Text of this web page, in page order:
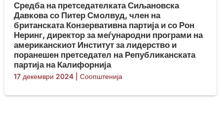
Средба на претседателката Сиљановска
Давкова со Питер Смолвуд, член на
британската Конзервативна партија и со Рон
Неринг, директор за меѓународни програми на
американскиот Институт за лидерство и
поранешен претседател на Републиканската
партија на Калифорнија
17 декември 2024| Соопштенија